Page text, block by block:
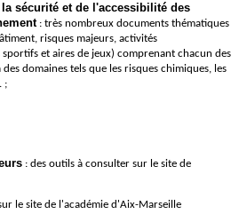
sécurité et de l'accessibilité des
: très nombreux documents thématiques
risques majeurs, activités
et aires de jeux) comprenant chacun des
domaines tels que les risques chimiques, les
. ;
: des outils à consulter sur le site de
le site de l'académie d'Aix-Marseille